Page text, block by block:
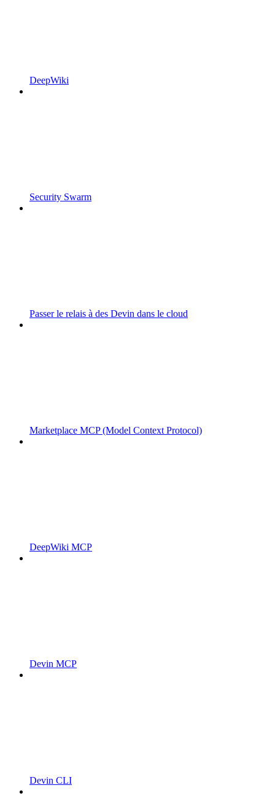
DeepWiki
Security Swarm
Passer le relais à des Devin dans le cloud
Marketplace MCP (Model Context Protocol)
DeepWiki MCP
Devin MCP
Devin CLI